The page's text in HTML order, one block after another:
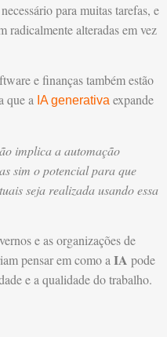
para muitas tarefas, e
radicalmente alteradas em vez
e finanças também estão
que a IA generativa expande
implica a automação
sim o potencial para que
seja realizada usando essa
e as organizações de
pensar em como a IA pode
e a qualidade do trabalho.